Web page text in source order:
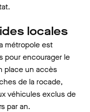
locales
métropole est
pour encourager le
place un accès
de la rocade,
véhicules exclus de
par an.